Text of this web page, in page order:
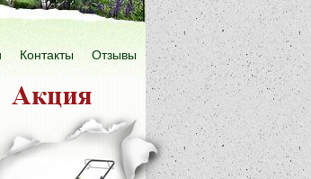
Контакты Отзывы